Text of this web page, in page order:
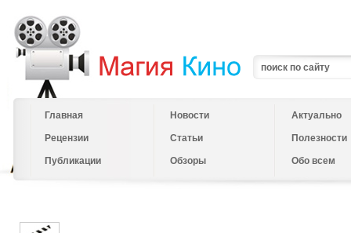
Главная
Рецензии
Публикации
Новости
Статьи
Обзоры
Актуально
Полезности
Обо всем